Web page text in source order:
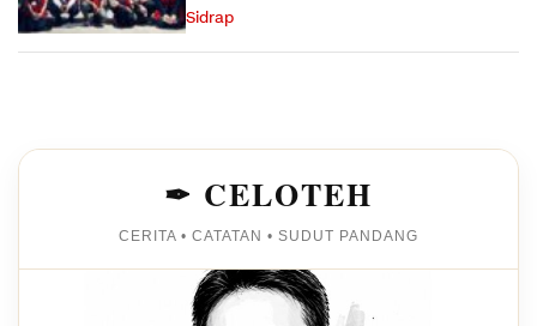
Ember
Sidrap
✒ CELOTEH
CERITA • CATATAN • SUDUT PANDANG